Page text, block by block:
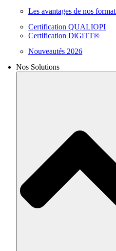
Les avantages de nos
Certification QUALIOPI
Certification DiGiTT®
Nouveautés 2026
Nos Solutions